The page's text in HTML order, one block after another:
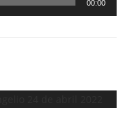
00:00